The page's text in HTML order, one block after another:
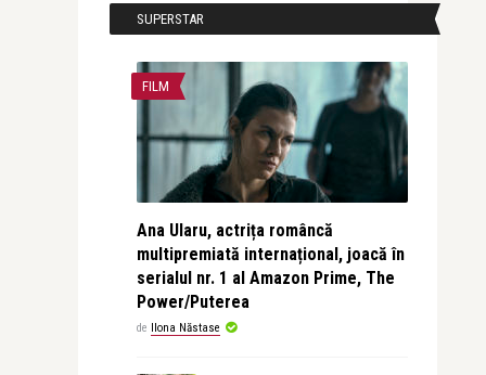
SUPERSTAR
FILM
Ana Ularu, actrița româncă
multipremiată internațional, joacă în
serialul nr. 1 al Amazon Prime, The
Power/Puterea
de Ilona Năstase